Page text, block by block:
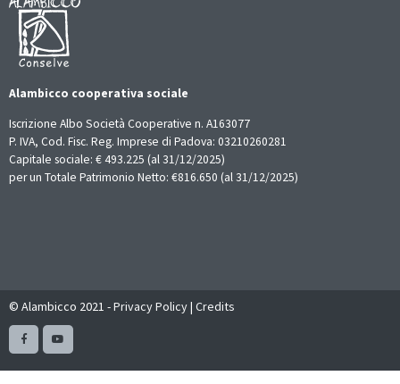
Alambicco cooperativa sociale
Iscrizione Albo Società Cooperative n. A163077
P. IVA, Cod. Fisc. Reg. Imprese di Padova: 03210260281
Capitale sociale: € 493.225 (al 31/12/2025)
per un Totale Patrimonio Netto: €816.650 (al 31/12/2025)
© Alambicco 2021 -Privacy Policy| Credits